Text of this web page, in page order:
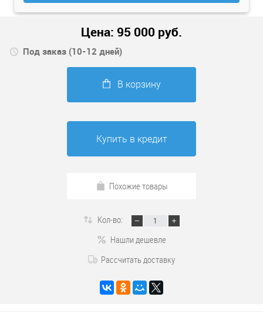
Цена: 95 000 руб.
Под заказ (10-12 дней)
В корзину
Купить в кредит
Похожие товары
Кол-во:
Нашли дешевле
Рассчитать доставку